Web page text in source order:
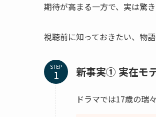
期待が高まる一方で、実は驚
視聴前に知っておきたい、物
STEP 新事実① 実在モ
ドラマでは17歳の瑞